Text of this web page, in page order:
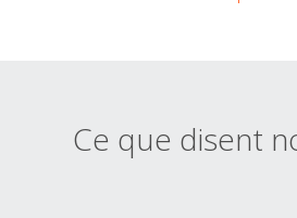
Ce que disent